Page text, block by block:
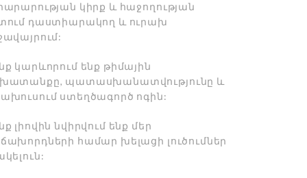
կիրք և հաջողության
դաստիարակող և ուրախ
կարևորում ենք թիմային
պատասխանատվությունը և
ստեղծագործ ոգին:
լիովին նվիրվում ենք մեր
համար խելացի լուծումներ